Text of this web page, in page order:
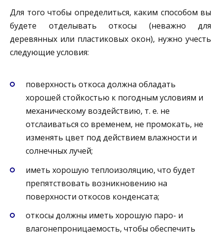
Для того чтобы определиться, каким способом вы
будете отделывать откосы (неважно для
деревянных или пластиковых окон), нужно учесть
следующие условия:
поверхность откоса должна обладать
хорошей стойкостью к погодным условиям и
механическому воздействию, т. е. не
отслаиваться со временем, не промокать, не
изменять цвет под действием влажности и
солнечных лучей;
иметь хорошую теплоизоляцию, что будет
препятствовать возникновению на
поверхности откосов конденсата;
откосы должны иметь хорошую паро- и
влагонепроницаемость, чтобы обеспечить